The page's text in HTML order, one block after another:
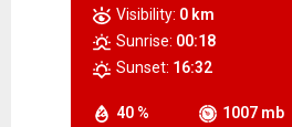
40 % 1007 mb
Visibility: 0 km
Sunrise: 00:18
Sunset: 16:32